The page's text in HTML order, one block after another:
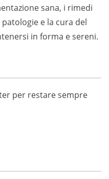
sana, i rimedi
e la cura del
in forma e sereni.
per restare sempre